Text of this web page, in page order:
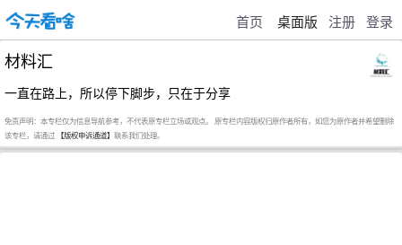
首页 桌面版 注册 登录
材料汇
一直在路上，所以停下脚步，只在于分享
免责声明：本专栏仅为信息导航参考，不代表原专栏立场或观点。 原专栏内容版权归原作者所有，如您为原作者并希望删除
该专栏，请通过 【版权申诉通道】 联系我们处理。